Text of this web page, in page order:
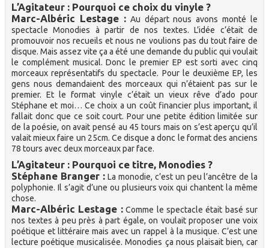
L’Agitateur : Pourquoi ce choix du vinyle ?
Marc-Albéric Lestage :Au départ nous avons monté le
spectacle Monodies à partir de nos textes. L’idée c’était de
promouvoir nos recueils et nous ne voulions pas du tout faire de
disque. Mais assez vite ça a été une demande du public qui voulait
le complément musical. Donc le premier EP est sorti avec cinq
morceaux représentatifs du spectacle. Pour le deuxième EP, les
gens nous demandaient des morceaux qui n’étaient pas sur le
premier. Et le format vinyle c’était un vieux rêve d’ado pour
Stéphane et moi… Ce choix a un coût financier plus important, il
fallait donc que ce soit court. Pour une petite édition limitée sur
de la poésie, on avait pensé au 45 tours mais on s’est aperçu qu’il
valait mieux faire un 25cm. Ce disque a donc le format des anciens
78 tours avec deux morceaux par face.
L’Agitateur : Pourquoi ce titre, Monodies ?
Stéphane Branger :La monodie, c’est un peu l’ancêtre de la
polyphonie. Il s’agit d’une ou plusieurs voix qui chantent la même
chose.
Marc-Albéric Lestage :Comme le spectacle était basé sur
nos textes à peu près à part égale, on voulait proposer une voix
poétique et littéraire mais avec un rappel à la musique. C’est une
lecture poétique musicalisée. Monodies ça nous plaisait bien, car